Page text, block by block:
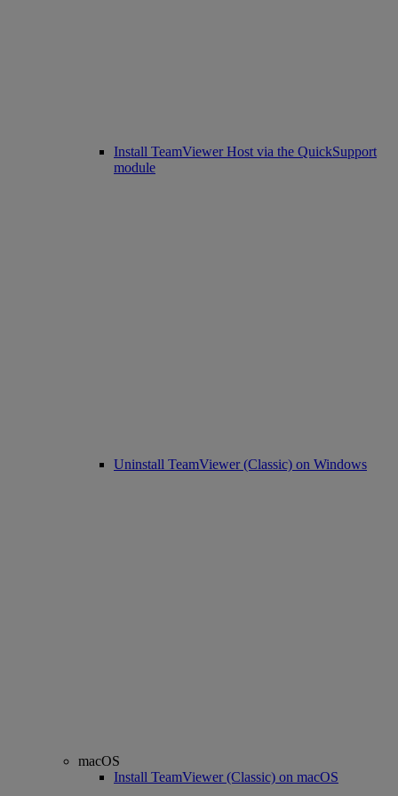
Install TeamViewer Host via the QuickSupport
module
Uninstall TeamViewer (Classic) on Windows
macOS
Install TeamViewer (Classic) on macOS